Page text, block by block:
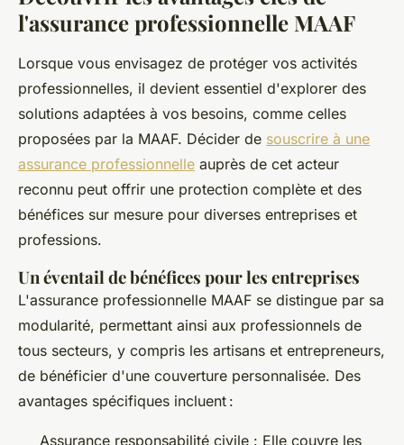
l'assurance professionnelle MAAF
Lorsque vous envisagez de protéger vos activités
professionnelles, il devient essentiel d'explorer des
solutions adaptées à vos besoins, comme celles
proposées par la MAAF. Décider de souscrire à une
assurance professionnelle auprès de cet acteur
reconnu peut offrir une protection complète et des
bénéfices sur mesure pour diverses entreprises et
professions.
Un éventail de bénéfices pour les entreprises
L'assurance professionnelle MAAF se distingue par sa
modularité, permettant ainsi aux professionnels de
tous secteurs, y compris les artisans et entrepreneurs,
de bénéficier d'une couverture personnalisée. Des
avantages spécifiques incluent :
Assurance responsabilité civile : Elle couvre les